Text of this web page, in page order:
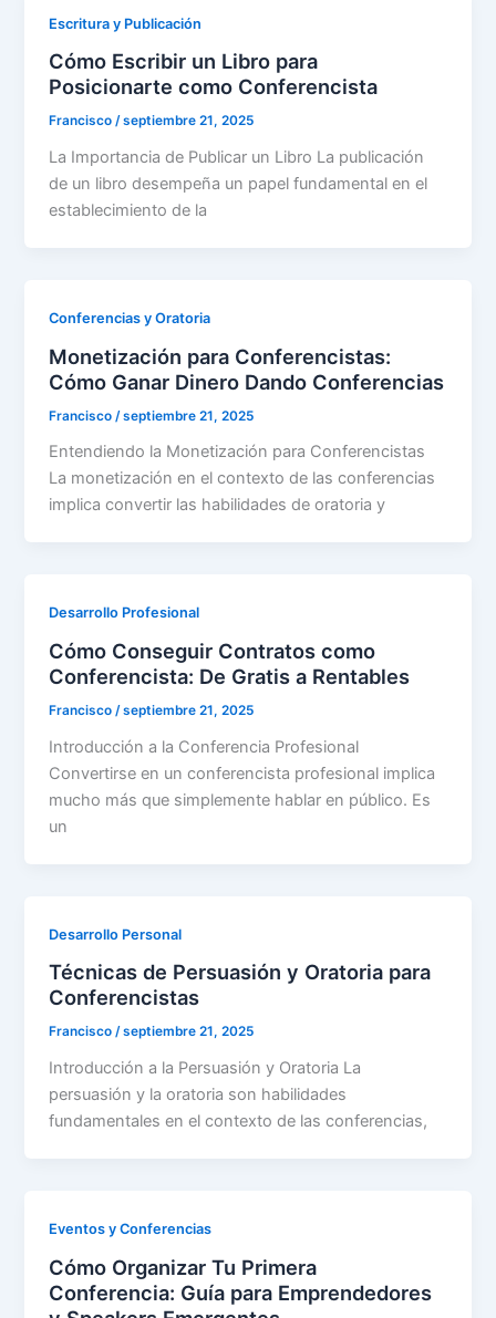
Escritura y Publicación
Cómo Escribir un Libro para
Posicionarte como Conferencista
Francisco/septiembre 21, 2025
La Importancia de Publicar un Libro La publicación
de un libro desempeña un papel fundamental en el
establecimiento de la
Conferencias y Oratoria
Monetización para Conferencistas:
Cómo Ganar Dinero Dando Conferencias
Francisco /septiembre 21, 2025
Entendiendo la Monetización para Conferencistas
La monetización en el contexto de las conferencias
implica convertir las habilidades de oratoria y
Desarrollo Profesional
Cómo Conseguir Contratos como
Conferencista: De Gratis a Rentables
Francisco/septiembre 21, 2025
Introducción a la Conferencia Profesional
Convertirse en un conferencista profesional implica
mucho más que simplemente hablar en público. Es
un
Desarrollo Personal
Técnicas de Persuasión y Oratoria para
Conferencistas
Francisco/septiembre 21, 2025
Introducción a la Persuasión y Oratoria La
persuasión y la oratoria son habilidades
fundamentales en el contexto de las conferencias,
Eventos y Conferencias
Cómo Organizar Tu Primera
Conferencia: Guía para Emprendedores